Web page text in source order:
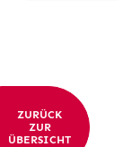
ZURÜCK
ZUR
ÜBERSICHT